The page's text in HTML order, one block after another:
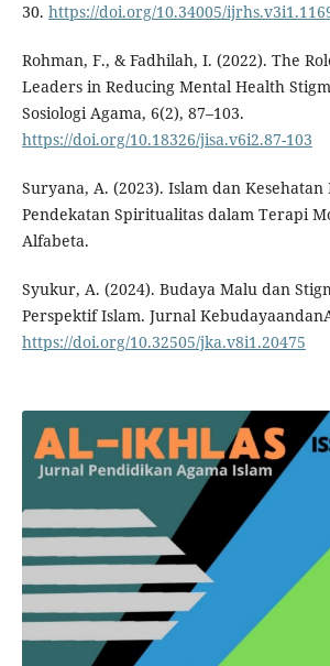
30. https://doi.org/10.34005/
Rohman, F., & Fadhilah, I. (2022). The
Leaders in Reducing Mental Health
Sosiologi Agama, 6(2), 87–103.
https://doi.org/10.18326/jisa.v6i2.87-103
Suryana, A. (2023). Islam dan Kesehatan
Pendekatan Spiritualitas dalam Terapi
Alfabeta.
Syukur, A. (2024). Budaya Malu dan
Perspektif Islam. Jurnal
https://doi.org/10.32505/jka.v8i1.20475